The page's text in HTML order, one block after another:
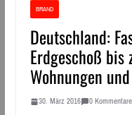
BRAND
Deutschland:
Erdgeschoß bis
Wohnungen
30. März 2016 0 Kommentare